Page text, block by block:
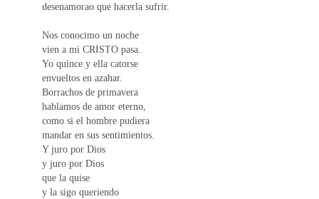
desenamorao que hacerla sufrir.
Nos conocimo un noche
vien a mi CRISTO pasa.
Yo quince y ella catorse
envueltos en azahar.
Borrachos de primavera
hablamos de amor eterno,
como si el hombre pudiera
mandar en sus sentimientos.
Y juro por Dios
y juro por Dios
que la quise
y la sigo queriendo